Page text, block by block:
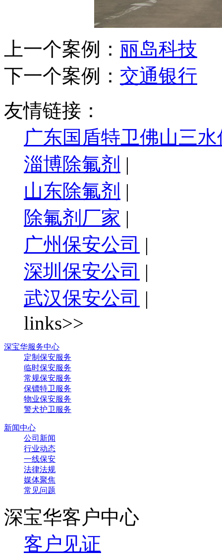
上一个案例： 丽岛科技
下一个案例： 交通银行
友情链接：
广东国盾特卫佛山三
淄博除氟剂 |
山东除氟剂 |
除氟剂厂家 |
广州保安公司 |
深圳保安公司 |
武汉保安公司 |
links>>
深宝华服务中心
定制保安服务
临时保安服务
常规保安服务
保镖特卫服务
物业保安服务
警犬护卫服务
新闻中心
公司新闻
行业动态
一线保安
法律法规
媒体聚焦
常见问题
深宝华客户中心
客户见证